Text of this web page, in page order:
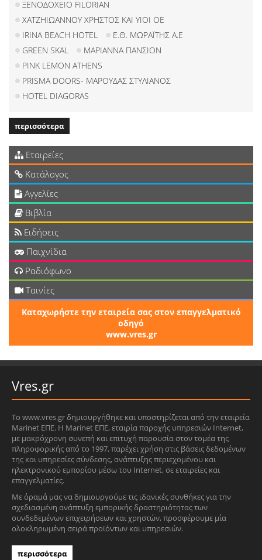
ΞΕΝΟΔΟΧΕΙΟ FILORIAN
ΧΑΤΖΗΙΩΑΝΝΟΥ ΧΡΗΣΤΟΣ ΚΑΙ ΥΙΟΙ ΟΕ
IRINA BEACH HOTEL
Ε.Θ. ΜΩΡΑΪΤΗΣ Α.Ε
GREEN SKAL
ΜΑΡΙΑΝΝΑ ΠΑΝΣΙΟΝ
PINK LEMON ATHENS
PRISMA DOORS- ΜΑΡΟΥΔΑΣ ΣΤΥΛΙΑΝΟΣ
HOTEL DIAGORAS
περισσότερα
Εταιρείες
Κατάλογος
Αγγελίες
Βιβλία
Ειδήσεις
Παιχνίδια
Ραδιόφωνο
Ταινίες
Καταχωρήστε την εταιρεία σας στον επαγγελματικό
οδηγό
www.vres.gr
Vres.gr
Το www.vres.gr δημιουργήθηκε και υποστηρίζεται από την εταιρεία
Marinet ΕΠΕ. Η Marinet ΕΠΕ, εταιρία παροχής υπηρεσιών Internet,
με μακρόχρονη συνεπή και επιτυχή παρουσία στον τομέα της
πληροφορικής από το 1997, παρέχει χρήση στις βάσεις δεδομένων
της και υπηρεσίες σύνδεσης, ανάπτυξης περιεχομένου και
ηλεκτρονικού εμπορίου μέσω του Internet, σε εταιρείες και
επαγγελματίες.
Με όραμά μας να δημιουργούμε τις ιδανικές συνθήκες για την
σχεδιασμένη ανάπτυξη εμπορικής δραστηριότητας των
συνδεδεμένων επιχειρήσεων και χρηστών, προσφέρουμε μία
ολοκληρωμένη σειρά προϊόντων και υπηρεσιών.
περισσότερα